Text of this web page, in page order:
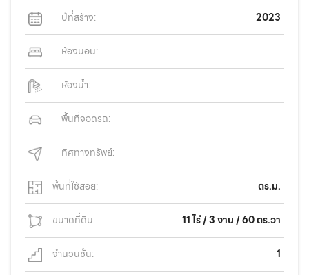
ปีที่สร้าง: 2023
ห้องนอน:
ห้องน้ำ:
พื้นที่จอดรถ:
ทิศทางทรัพย์:
พื้นที่ใช้สอย: ตร.ม.
ขนาดที่ดิน: 11 ไร่ / 3 งาน / 60 ตร.วา
จำนวนชั้น: 1